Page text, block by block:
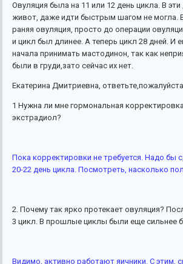
Овуляция была на 11 или 12 день цикла. В
живот, даже идти быстрым шагом не могла.
раняя овуляция, просто до операции
и цикл был длинее. А теперь цикл 28 дней. И
начала принимать мастодинон, так как
были в груди,зато сейчас их нет.
Екатерина Дмитриевна,
1 Нужна ли мне гормональная
экстрадиол?
Пока корректировки не требуется. Надо бы
20-22 день цикла. Посмотреть, насколько
2. Почему так ярко протекает овуляция?
3 цикл. В прошлые циклы были еще сильнее
Видимо, активно работают яичники. С этим,